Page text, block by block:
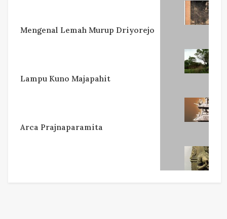
Mengenal Lemah Murup Driyorejo
Lampu Kuno Majapahit
Arca Prajnaparamita